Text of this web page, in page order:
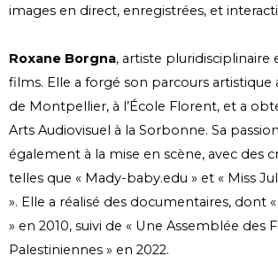
images en direct, enregistrées, et
Roxane Borgna, artiste pluridisciplinaire
films. Elle a forgé son parcours artistique
de Montpellier, à l’École Florent, et a
Arts Audiovisuel à la Sorbonne. Sa
également à la mise en scène, avec des
telles que « Mady-baby.edu » et « Miss
». Elle a réalisé des documentaires, dont «
» en 2010, suivi de « Une Assemblée des
Palestiniennes » en 2022.